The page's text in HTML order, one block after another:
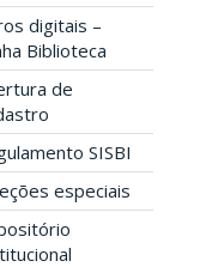
digitais –
Biblioteca
de
SISBI
especiais